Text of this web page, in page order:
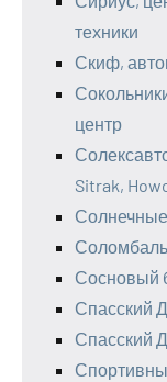
техники
Скиф,
центр
Sitrak,
Сосновый
Спасский
Спасский